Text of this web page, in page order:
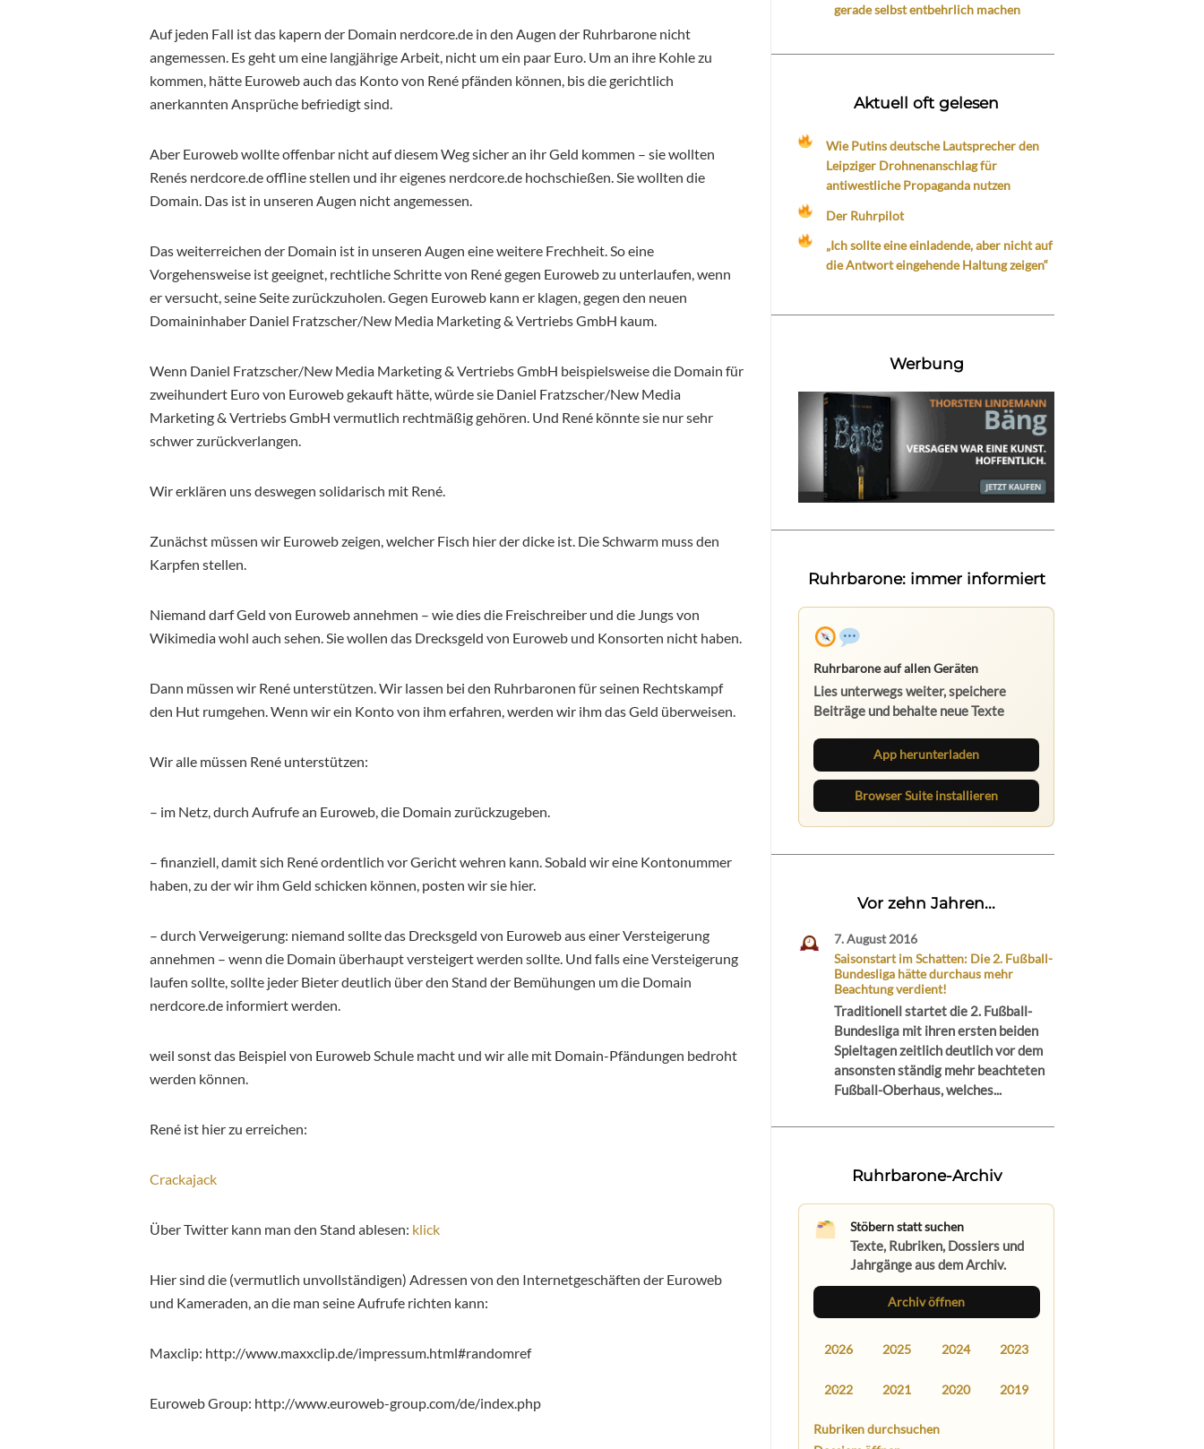
Auf jeden Fall ist das kapern der Domain nerdcore.de in den Augen der Ruhrbarone nicht
angemessen. Es geht um eine langjährige Arbeit, nicht um ein paar Euro. Um an ihre Kohle zu
kommen, hätte Euroweb auch das Konto von René pfänden können, bis die gerichtlich
anerkannten Ansprüche befriedigt sind.
Aber Euroweb wollte offenbar nicht auf diesem Weg sicher an ihr Geld kommen – sie wollten
Renés nerdcore.de offline stellen und ihr eigenes nerdcore.de hochschießen. Sie wollten die
Domain. Das ist in unseren Augen nicht angemessen.
Das weiterreichen der Domain ist in unseren Augen eine weitere Frechheit. So eine
Vorgehensweise ist geeignet, rechtliche Schritte von René gegen Euroweb zu unterlaufen, wenn
er versucht, seine Seite zurückzuholen. Gegen Euroweb kann er klagen, gegen den neuen
Domaininhaber Daniel Fratzscher/New Media Marketing & Vertriebs GmbH kaum.
Wenn Daniel Fratzscher/New Media Marketing & Vertriebs GmbH beispielsweise die Domain für
zweihundert Euro von Euroweb gekauft hätte, würde sie Daniel Fratzscher/New Media
Marketing & Vertriebs GmbH vermutlich rechtmäßig gehören. Und René könnte sie nur sehr
schwer zurückverlangen.
Wir erklären uns deswegen solidarisch mit René.
Zunächst müssen wir Euroweb zeigen, welcher Fisch hier der dicke ist. Die Schwarm muss den
Karpfen stellen.
Niemand darf Geld von Euroweb annehmen – wie dies die Freischreiber und die Jungs von
Wikimedia wohl auch sehen. Sie wollen das Drecksgeld von Euroweb und Konsorten nicht haben.
Dann müssen wir René unterstützen. Wir lassen bei den Ruhrbaronen für seinen Rechtskampf
den Hut rumgehen. Wenn wir ein Konto von ihm erfahren, werden wir ihm das Geld überweisen.
Wir alle müssen René unterstützen:
– im Netz, durch Aufrufe an Euroweb, die Domain zurückzugeben.
– finanziell, damit sich René ordentlich vor Gericht wehren kann. Sobald wir eine Kontonummer
haben, zu der wir ihm Geld schicken können, posten wir sie hier.
– durch Verweigerung: niemand sollte das Drecksgeld von Euroweb aus einer Versteigerung
annehmen – wenn die Domain überhaupt versteigert werden sollte. Und falls eine Versteigerung
laufen sollte, sollte jeder Bieter deutlich über den Stand der Bemühungen um die Domain
nerdcore.de informiert werden.
weil sonst das Beispiel von Euroweb Schule macht und wir alle mit Domain-Pfändungen bedroht
werden können.
René ist hier zu erreichen:
Crackajack
Über Twitter kann man den Stand ablesen: klick
Hier sind die (vermutlich unvollständigen) Adressen von den Internetgeschäften der Euroweb
und Kameraden, an die man seine Aufrufe richten kann:
Maxclip: http://www.maxxclip.de/impressum.html#randomref
Euroweb Group: http://www.euroweb-group.com/de/index.php
gerade selbst entbehrlich machen
Aktuell oft gelesen
Wie Putins deutsche Lautsprecher den
Leipziger Drohnenanschlag für
antiwestliche Propaganda nutzen
Der Ruhrpilot
„Ich sollte eine einladende, aber nicht auf
die Antwort eingehende Haltung zeigen“
Werbung
Ruhrbarone: immer informiert
Ruhrbarone auf allen Geräten
Lies unterwegs weiter, speichere
Beiträge und behalte neue Texte
direkt im Browser im Blick.
App herunterladen
Browser Suite installieren
Vor zehn Jahren...
7. August 2016
Saisonstart im Schatten: Die 2. Fußball-
Bundesliga hätte durchaus mehr
Beachtung verdient!
Traditionell startet die 2. Fußball-
Bundesliga mit ihren ersten beiden
Spieltagen zeitlich deutlich vor dem
ansonsten ständig mehr beachteten
Fußball-Oberhaus, welches...
Ruhrbarone-Archiv
Stöbern statt suchen
Texte, Rubriken, Dossiers und
Jahrgänge aus dem Archiv.
Archiv öffnen
2026 2025 2024 2023
2022 2021 2020 2019
Rubriken durchsuchen